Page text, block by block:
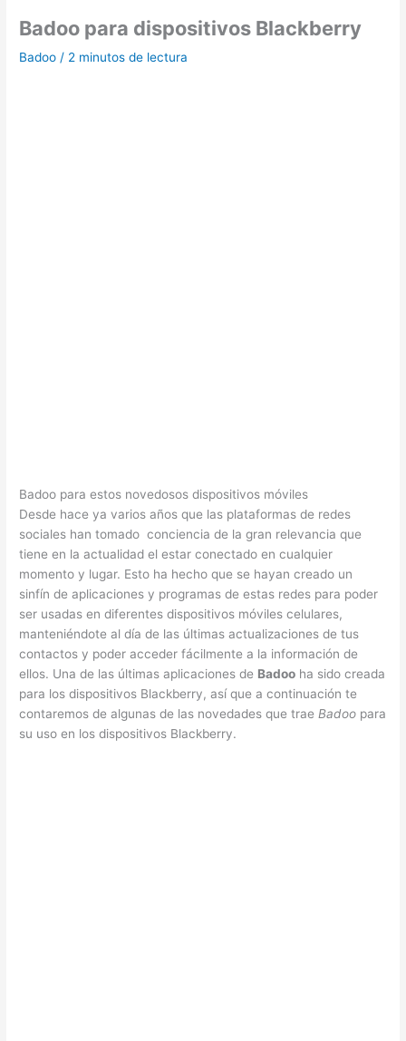
Badoo para dispositivos Blackberry
Badoo / 2 minutos de lectura
Badoo para estos novedosos dispositivos móviles
Desde hace ya varios años que las plataformas de redes
sociales han tomado conciencia de la gran relevancia que
tiene en la actualidad el estar conectado en cualquier
momento y lugar. Esto ha hecho que se hayan creado un
sinfín de aplicaciones y programas de estas redes para poder
ser usadas en diferentes dispositivos móviles celulares,
manteniéndote al día de las últimas actualizaciones de tus
contactos y poder acceder fácilmente a la información de
ellos. Una de las últimas aplicaciones de Badoo ha sido creada
para los dispositivos Blackberry, así que a continuación te
contaremos de algunas de las novedades que traeBadoo para
su uso en los dispositivos Blackberry.